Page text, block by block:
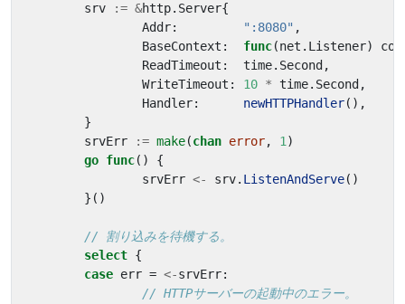
srv
:= &http. Server{
Addr: ":8080" ,
BaseContext : func(net . Listener)
ReadTimeout : time. Second ,
WriteTimeout : 10 * time. Second ,
Handler: newHTTPHandler(),
}
srvErr
:= make(chan error, 1 )
go func()
{
srvErr <- srv. ListenAndServe()
}()
// 割り込みを待機する。
select {
case err = <-srvErr:
// HTTPサーバーの起動中のエラー。